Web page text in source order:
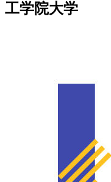
工学院大学